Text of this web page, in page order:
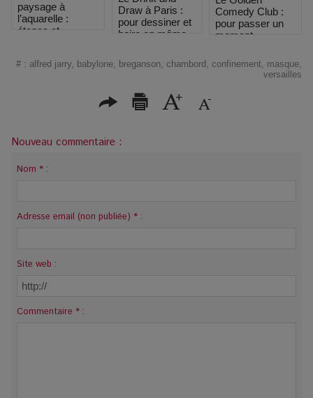
paysage à
l’aquarelle :
étapes et
Draw à Paris :
pour dessiner et
boire en même
Comedy Club :
pour passer un
moment
# : alfred jarry, babylone, breganson, chambord , confinement, masque,
versailles
Nouveau commentaire :
Nom * :
Adresse email (non publiée) * :
Site web :
Commentaire * :